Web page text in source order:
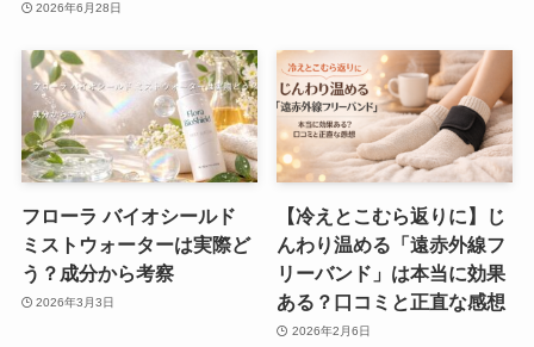
2026年6月28日
フローラ バイオシールド
ミストウォーターは実際ど
う？成分から考察
2026年3月3日
【冷えとこむら返りに】じ
んわり温める「遠赤外線フ
リーバンド」は本当に効果
ある？口コミと正直な感想
2026年2月6日